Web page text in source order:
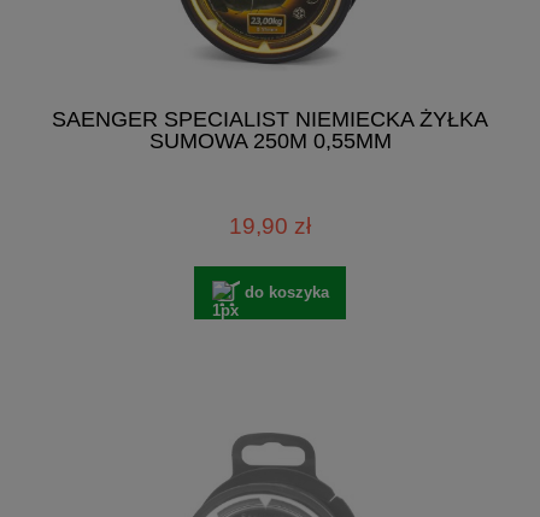
SAENGER SPECIALIST NIEMIECKA ŻYŁKA
SUMOWA 250M 0,55MM
19,90 zł
do koszyka